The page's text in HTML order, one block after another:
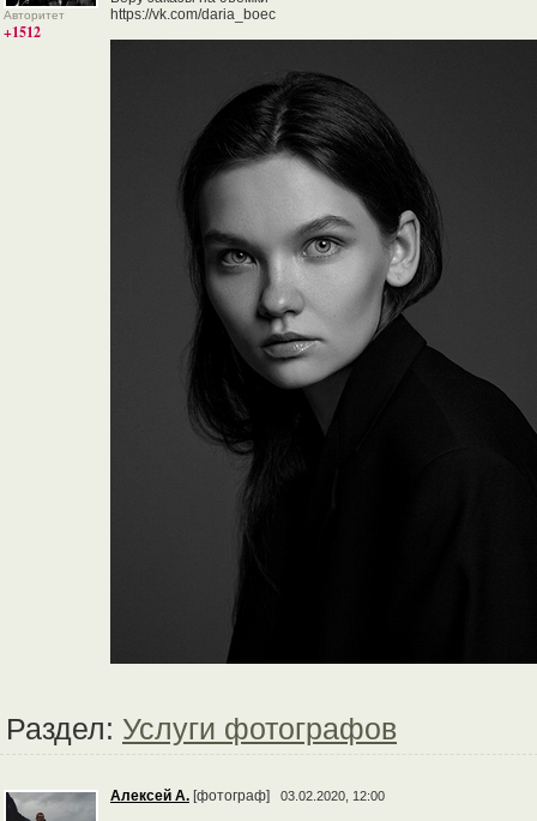
Авторитет
+1512
https://vk.com/daria_boec
Раздел: Услуги фотографов
Алексей А. [фотограф] 03.02.2020, 12:00